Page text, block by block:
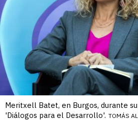
Meritxell Batet, en Burgos, durante
'Diálogos para el Desarrollo'. TOMÁS